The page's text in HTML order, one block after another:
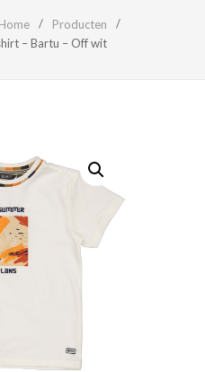
Home
Producten
– Bartu – Off wit